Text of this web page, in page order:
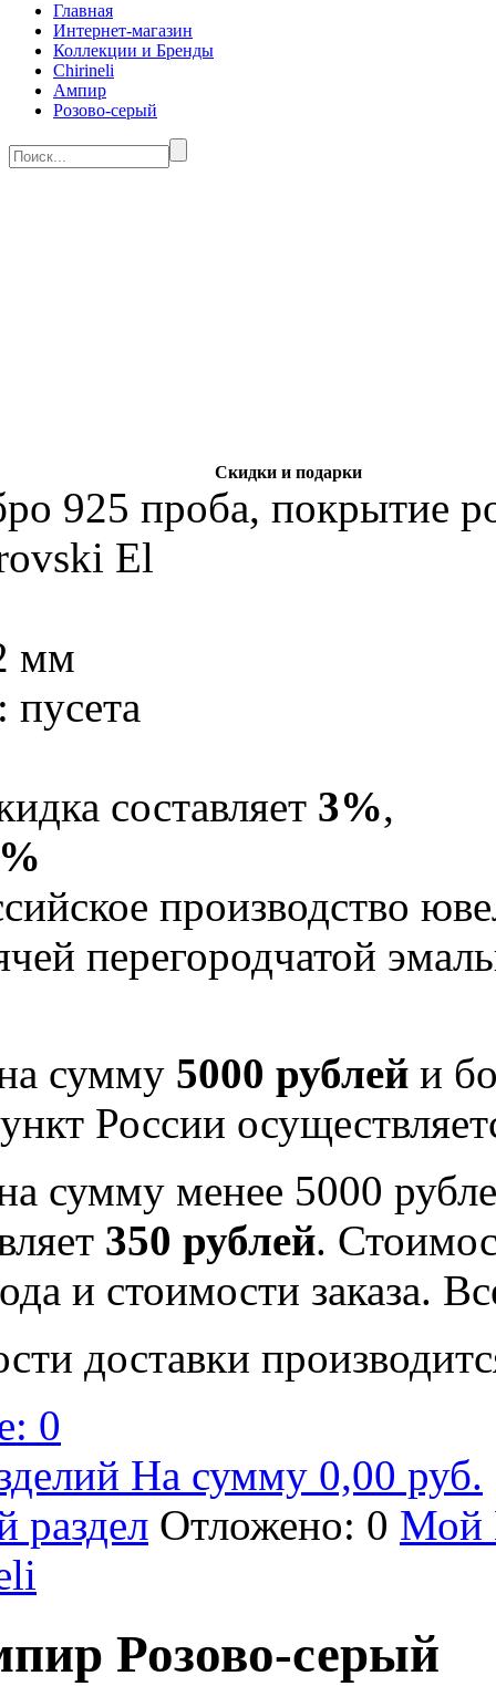
Главная
Интернет-магазин
Коллекции и Бренды
Chirineli
Ампир
Розово-серый
Скидки и подарки
925 проба, покрытие
El
мм
пусета
составляет 3%,
производство
перегородчатой
сумму 5000 рублей и
России
сумму менее 5000
350 рублей.
и стоимости заказа.
доставки
0
На сумму 0,00 руб.
раздел Отложено: 0 Мой
Розово-серый